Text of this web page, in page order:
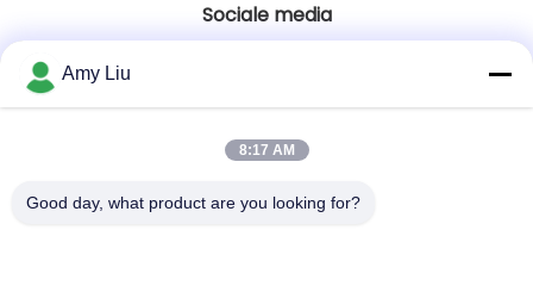
Sociale media
86-0755-23747569
Amy Liu
8:17 AM
Good day, what product are you looking for?